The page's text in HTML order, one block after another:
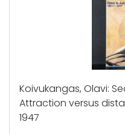
Koivukangas, Olavi:
Attraction versus
1947